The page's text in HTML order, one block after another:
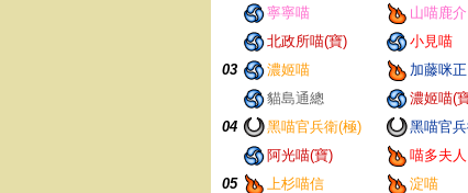
寧寧喵
山喵鹿介
北政所喵(寶)
小見喵
03
濃姬喵 加藤咪正
貓島通總
濃姬喵(
04
黑喵官兵衛(極) 黑喵官
阿光喵(寶)
喵多夫人
05
上杉喵信 淀喵